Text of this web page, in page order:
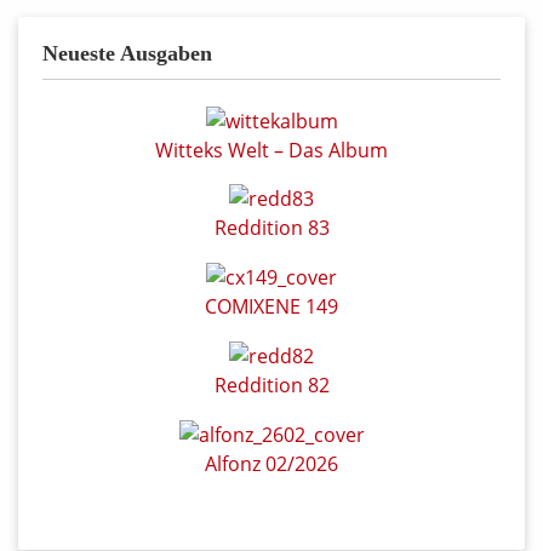
Neueste Ausgaben
Witteks Welt – Das Album
Reddition 83
COMIXENE 149
Reddition 82
Alfonz 02/2026